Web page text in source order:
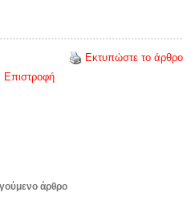
Εκτυπώστε το άρθρο
Επιστροφή
άρθρο